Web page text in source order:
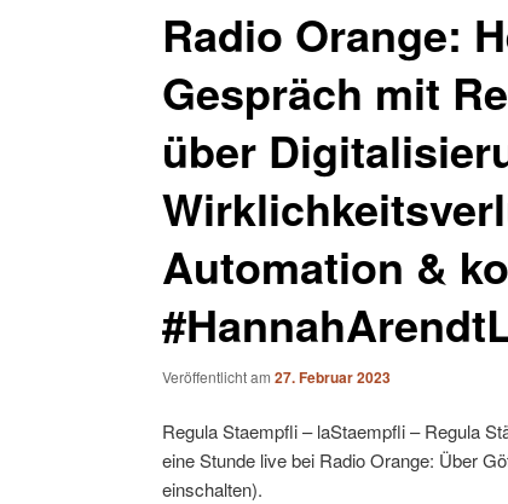
Radio Orange:
Gespräch mit
über
Automation &
Veröffentlicht am 27. Februar 2023
Regula Staempfli – laStaempfli – Regula
eine Stunde live bei Radio Orange: Über
einschalten).